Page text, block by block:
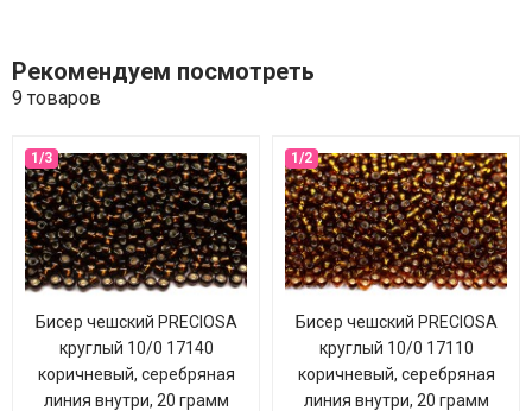
Рекомендуем посмотреть
9 товаров
Бисер чешский PRECIOSA
круглый 10/0 17140
коричневый, серебряная
линия внутри, 20 грамм
Бисер чешский PRECIOSA
круглый 10/0 17110
коричневый, серебряная
линия внутри, 20 грамм